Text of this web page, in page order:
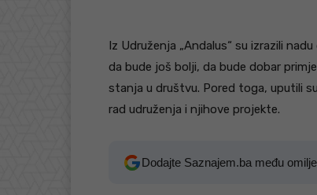
Iz Udruženja „Andalus“ su izrazili
da bude još bolji, da bude dobar
stanja u društvu. Pored toga, uputili
rad udruženja i njihove projekte.
Dodajte Saznajem.ba među